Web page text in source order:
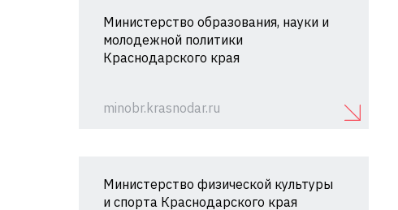
Министерство образования, науки и
молодежной политики
Краснодарского края
minobr.krasnodar.ru
Министерство физической культуры
и спорта Краснодарского края